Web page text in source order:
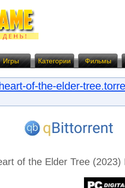
Игры Категории Фильмы
of-the-elder-
of the Elder Tree